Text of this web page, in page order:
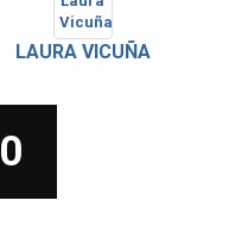
LAURA VICUÑA
0